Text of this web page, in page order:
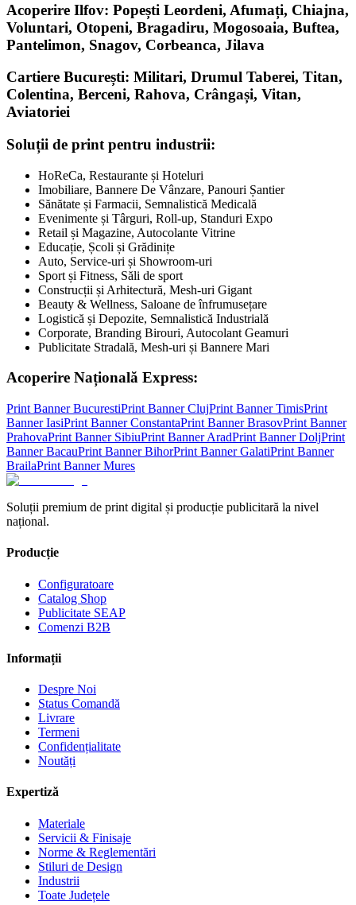
Acoperire Ilfov: Popești Leordeni, Afumați, Chiajna,
Voluntari, Otopeni, Bragadiru, Mogosoaia, Buftea,
Pantelimon, Snagov, Corbeanca, Jilava
Cartiere București: Militari, Drumul Taberei, Titan,
Colentina, Berceni, Rahova, Crângași, Vitan,
Aviatoriei
Soluții de print pentru industrii:
HoReCa, Restaurante și Hoteluri
Imobiliare, Bannere De Vânzare, Panouri Șantier
Sănătate și Farmacii, Semnalistică Medicală
Evenimente și Târguri, Roll-up, Standuri Expo
Retail și Magazine, Autocolante Vitrine
Educație, Școli și Grădinițe
Auto, Service-uri și Showroom-uri
Sport și Fitness, Săli de sport
Construcții și Arhitectură, Mesh-uri Gigant
Beauty & Wellness, Saloane de înfrumusețare
Logistică și Depozite, Semnalistică Industrială
Corporate, Branding Birouri, Autocolant Geamuri
Publicitate Stradală, Mesh-uri și Bannere Mari
Acoperire Națională Express:
Print BannerBucurestiPrint BannerClujPrint BannerTimisPrint
BannerIasiPrint BannerConstantaPrint BannerBrasovPrint Banner
PrahovaPrint Banner SibiuPrint BannerAradPrint BannerDoljPrint
BannerBacauPrint BannerBihorPrint BannerGalatiPrint Banner
BrailaPrint BannerMures
Soluții premium de print digital și producție publicitară la nivel
național.
Producție
Configuratoare
Catalog Shop
Publicitate SEAP
Comenzi B2B
Informații
Despre Noi
Status Comandă
Livrare
Termeni
Confidențialitate
Noutăți
Expertiză
Materiale
Servicii & Finisaje
Norme & Reglementări
Stiluri de Design
Industrii
Toate Județele